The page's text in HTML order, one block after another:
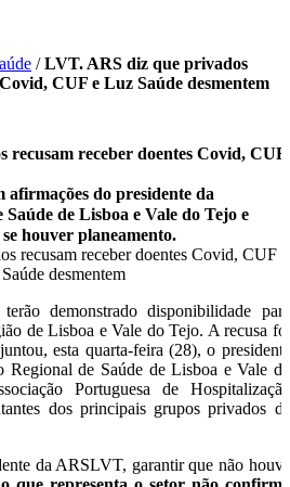
/LVT. ARS diz que privados
CUF e Luz Saúde desmentem
receber doentes Covid, CUF
afirmações do presidente da
de Lisboa e Vale do Tejo e
houver planeamento.
demonstrado disponibilidade para
de Lisboa e Vale do Tejo. A recusa foi
esta quarta-feira (28), o presidente
de Saúde de Lisboa e Vale do
Portuguesa de Hospitalização
dos principais grupos privados da
da ARSLVT, garantir que não houve